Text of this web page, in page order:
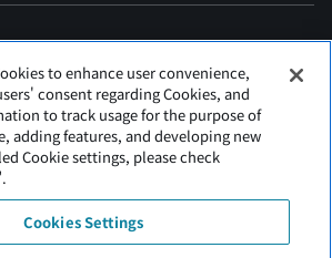
to enhance user convenience,
consent regarding Cookies, and
to track usage for the purpose of
adding features, and developing new
Cookie settings, please check
Cookies Settings